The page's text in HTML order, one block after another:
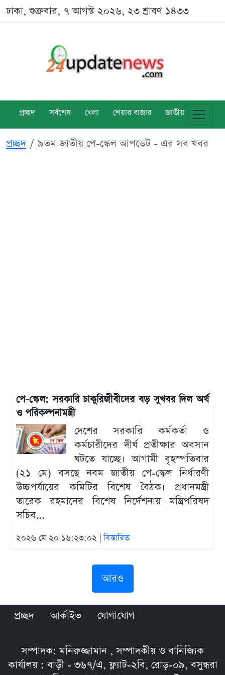
ঢাকা, শুক্রবার, ৭ আগস্ট ২০২৬, ২৩ শ্রাবণ ১৪৩৩
প্রচ্ছদ সর্বশেষ খেলা শেয়ার বাজার জাতীয় বিশ্ব
প্রচ্ছদ ৯তম জাতীয় পে-স্কেল আপডেট - এর সব খবর
পে-স্কেল: সরকারি চাকুরিজীবীদের বড় সুখবর দিল অর্থ
ও পরিকল্পনামন্ত্রী
দেশের সরকারি কর্মকর্তা ও
কর্মচারীদের দীর্ঘ প্রতীক্ষার অবসান
ঘটতে যাচ্ছে। আগামী বৃহস্পতিবার
(২১ মে) বসছে নবম জাতীয় পে-স্কেল নির্ধারণী
উচ্চপর্যায়ের কমিটির বিশেষ বৈঠক। প্রধানমন্ত্রী
তারেক রহমানের বিশেষ নির্দেশনায় মন্ত্রিপরিষদ
সচিব...
২০২৬ মে ২০ ১৬:২৩:০২ |বিস্তারিত
আরও
প্রচ্ছদ আর্কাইভ যোগাযোগ
সম্পাদক: মনিরুজ্জামান , সম্পাদকীয় ও বানিজ্যিক
কার্যালয় : বাড়ী - ৩৬৭/এ, ফ্ল্যাট-২বি, রোড়-০৯, বসুন্ধরা